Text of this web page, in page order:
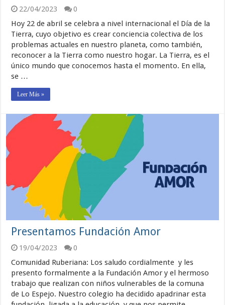
22/04/2023
0
Hoy 22 de abril se celebra a nivel internacional el Día de la
Tierra, cuyo objetivo es crear conciencia colectiva de los
problemas actuales en nuestro planeta, como también,
reconocer a la Tierra como nuestro hogar. La Tierra, es el
único mundo que conocemos hasta el momento. En ella,
se …
Leer Más »
Presentamos Fundación Amor
19/04/2023
0
Comunidad Ruberiana: Los saludo cordialmente y les
presento formalmente a la Fundación Amor y el hermoso
trabajo que realizan con niños vulnerables de la comuna
de Lo Espejo. Nuestro colegio ha decidido apadrinar esta